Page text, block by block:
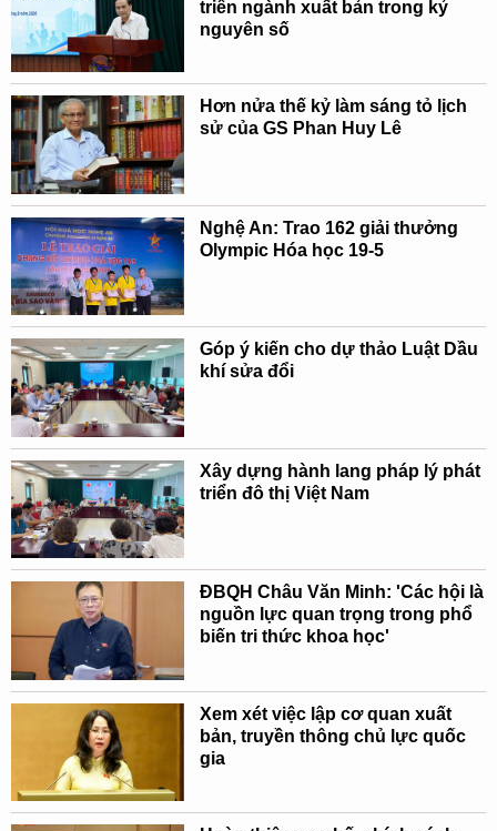
triển ngành xuất bản trong kỷ
nguyên số
Hơn nửa thế kỷ làm sáng tỏ lịch
sử của GS Phan Huy Lê
Nghệ An: Trao 162 giải thưởng
Olympic Hóa học 19-5
Góp ý kiến cho dự thảo Luật Dầu
khí sửa đổi
Xây dựng hành lang pháp lý phát
triển đô thị Việt Nam
ĐBQH Châu Văn Minh: 'Các hội là
nguồn lực quan trọng trong phổ
biến tri thức khoa học'
Xem xét việc lập cơ quan xuất
bản, truyền thông chủ lực quốc
gia